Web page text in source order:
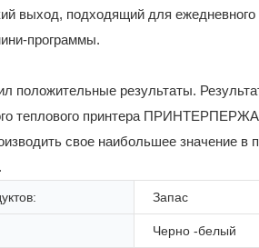
выход, подходящий для ежедневного
программы.
положительные результаты.
теплового принтера
свое наибольшее значение в
Запас
Черно -белый